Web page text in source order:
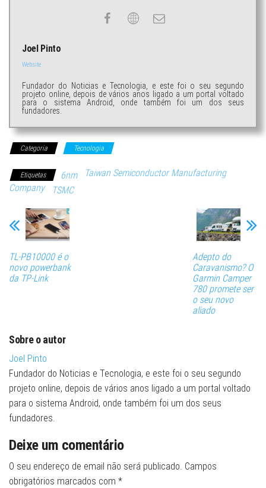
Joel Pinto
Website
Fundador do Noticias e Tecnologia, e este foi o seu segundo
projeto online, depois de vários anos ligado a um portal voltado
para o sistema Android, onde também foi um dos seus
fundadores.
Categoria Tecnologia
Etiquetas 6nm
Taiwan Semiconductor Manufacturing
Company
TSMC
TL-PB10000 é o
novo powerbank
da TP-Link
Adepto do
Caravanismo? O
Garmin Camper
780 promete ser
o seu novo
aliado
Sobre o autor
Joel Pinto
Fundador do Noticias e Tecnologia, e este foi o seu segundo
projeto online, depois de vários anos ligado a um portal voltado
para o sistema Android, onde também foi um dos seus
fundadores.
Deixe um comentário
O seu endereço de email não será publicado. Campos
obrigatórios marcados com *